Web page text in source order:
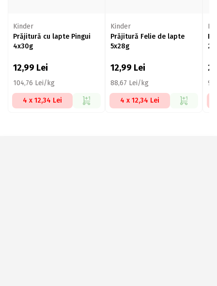
Kinder
Prăjitură cu lapte Pingui
4x30g
12,99 Lei
104,76 Lei/kg
4 x 12,34 Lei
Kinder
Prăjitură Felie de lapte
5x28g
12,99 Lei
88,67 Lei/kg
4 x 12,34 Lei